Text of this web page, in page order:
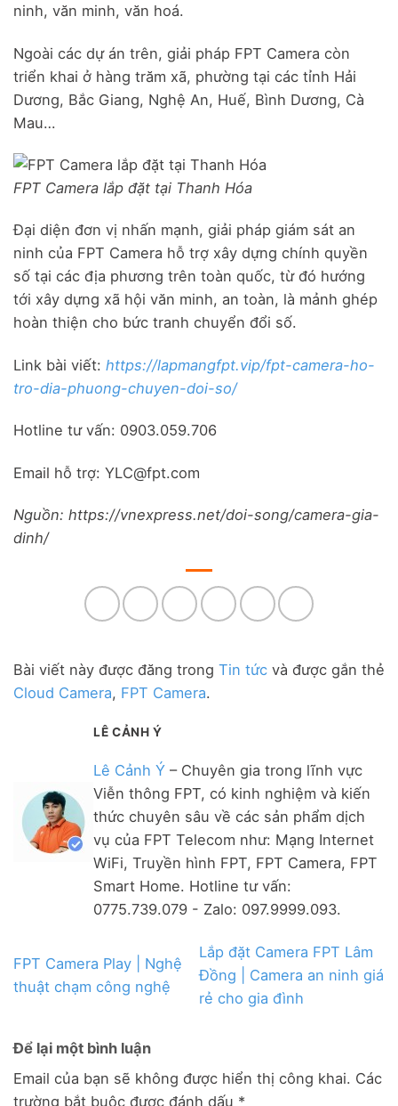
ninh, văn minh, văn hoá.
Ngoài các dự án trên, giải pháp FPT Camera còn
triển khai ở hàng trăm xã, phường tại các tỉnh Hải
Dương, Bắc Giang, Nghệ An, Huế, Bình Dương, Cà
Mau…
FPT Camera lắp đặt tại Thanh Hóa
Đại diện đơn vị nhấn mạnh, giải pháp giám sát an
ninh của FPT Camera hỗ trợ xây dựng chính quyền
số tại các địa phương trên toàn quốc, từ đó hướng
tới xây dựng xã hội văn minh, an toàn, là mảnh ghép
hoàn thiện cho bức tranh chuyển đổi số.
Link bài viết: https://lapmangfpt.vip/fpt-camera-ho-
tro-dia-phuong-chuyen-doi-so/
Hotline tư vấn: 0903.059.706
Email hỗ trợ: YLC@fpt.com
Nguồn: https://vnexpress.net/doi-song/camera-gia-
dinh/
Bài viết này được đăng trong Tin tức và được gắn thẻ
Cloud Camera, FPT Camera.
LÊ CẢNH Ý
Lê Cảnh Ý – Chuyên gia trong lĩnh vực
Viễn thông FPT, có kinh nghiệm và kiến
thức chuyên sâu về các sản phẩm dịch
vụ của FPT Telecom như: Mạng Internet
WiFi, Truyền hình FPT, FPT Camera, FPT
Smart Home. Hotline tư vấn:
0775.739.079 - Zalo: 097.9999.093.
FPT Camera Play | Nghệ
thuật chạm công nghệ
Lắp đặt Camera FPT Lâm
Đồng | Camera an ninh giá
rẻ cho gia đình
Để lại một bình luận
Email của bạn sẽ không được hiển thị công khai. Các
trường bắt buộc được đánh dấu *